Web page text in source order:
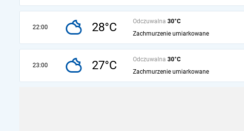
22:00 28°C Odczuwalna 30°C
Zachmurzenie umiarkowane
23:00 27°C Odczuwalna 30°C
Zachmurzenie umiarkowane